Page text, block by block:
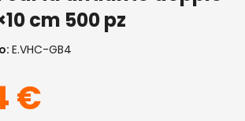
cm 500 pz
E.VHC-GB4
€